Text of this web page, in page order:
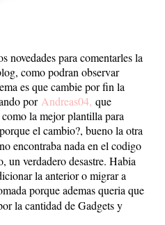
novedades para comentarles la
como podran observar
es que cambie por fin la
por Andreas04, que
la mejor plantilla para
el cambio?, bueno la otra
encontraba nada en el codigo
un verdadero desastre. Habia
la anterior o migrar a
porque ademas queria que
la cantidad de Gadgets y